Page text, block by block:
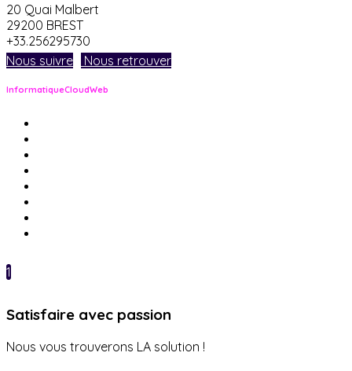
20 Quai Malbert
29200 BREST
+33.256295730
Nous suivre
Nous retrouver
InformatiqueCloudWeb
1
Satisfaire avec passion
Nous vous trouverons LA solution !